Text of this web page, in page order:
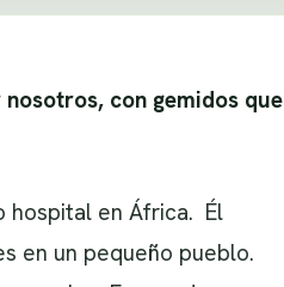
con gemidos que
hospital en África. Él
en un pequeño pueblo.